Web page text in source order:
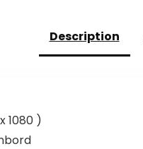
Description
1080 )